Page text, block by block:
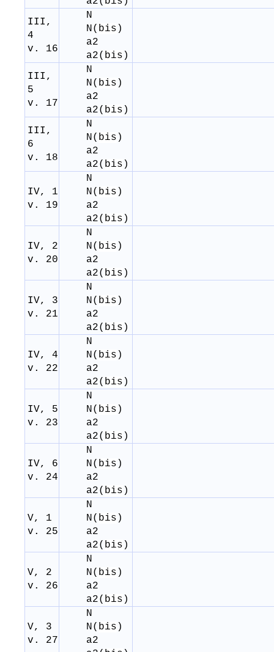
III,
4
v. 16
N
N( bis )
a2
a2( bis )
III,
5
v. 17
N
N( bis )
a2
a2( bis )
III,
6
v. 18
N
N( bis )
a2
a2( bis )
IV, 1
v. 19
N
N( bis )
a2
a2( bis )
IV, 2
v. 20
N
N( bis )
a2
a2( bis )
IV, 3
v. 21
N
N( bis )
a2
a2( bis )
IV, 4
v. 22
N
N( bis )
a2
a2( bis )
IV, 5
v. 23
N
N( bis )
a2
a2( bis )
IV, 6
v. 24
N
N( bis )
a2
a2( bis )
V, 1
v. 25
N
N( bis )
a2
a2( bis )
V, 2
v. 26
N
N( bis )
a2
a2( bis )
V, 3
v. 27
N
N( bis )
a2